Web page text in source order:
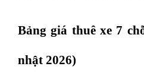
Bảng giá thuê xe 7
nhật 2026)